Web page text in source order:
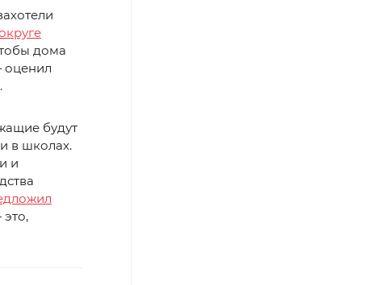
дома
оценил
будут
в школах.
и